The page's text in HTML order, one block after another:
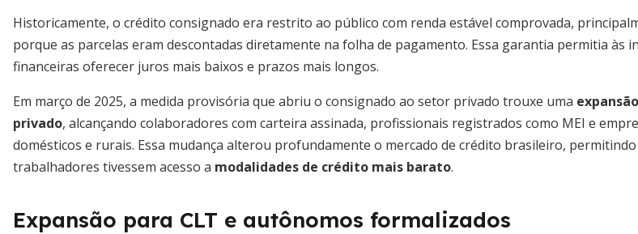
Historicamente, o crédito consignado era restrito ao público com renda estável comprovada,
porque as parcelas eram descontadas diretamente na folha de pagamento. Essa garantia permitia às
financeiras oferecer juros mais baixos e prazos mais longos.
Em março de 2025, a medida provisória que abriu o consignado ao setor privado trouxe uma
privado, alcançando colaboradores com carteira assinada, profissionais registrados como MEI e
domésticos e rurais. Essa mudança alterou profundamente o mercado de crédito brasileiro,
trabalhadores tivessem acesso a modalidades de crédito mais barato.
Expansão para CLT e autônomos formalizados